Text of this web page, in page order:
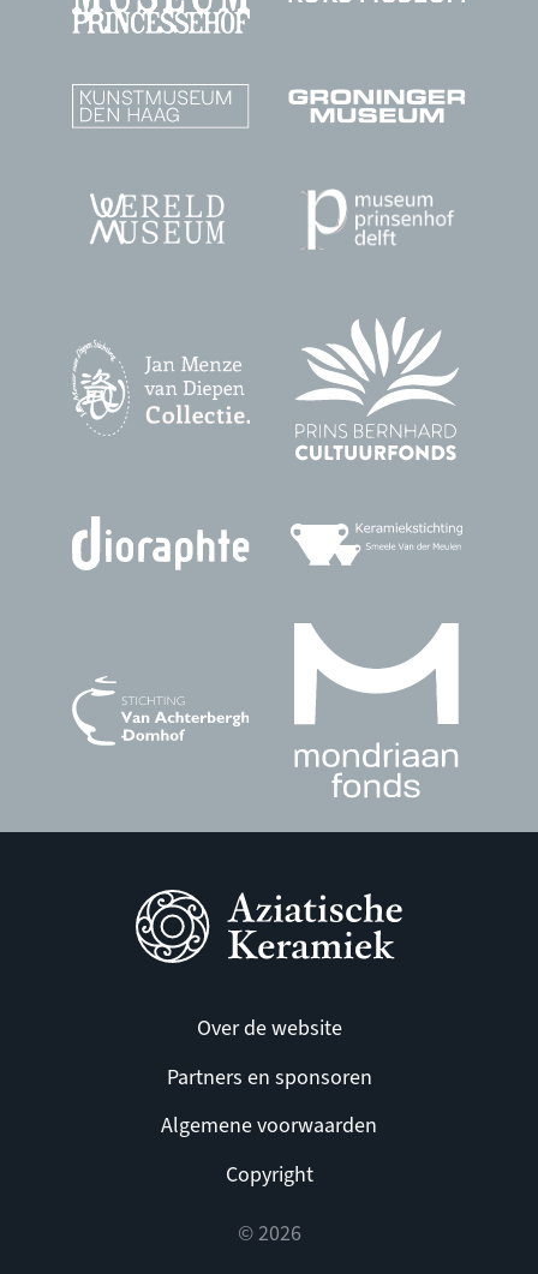
Over de website
Partners en sponsoren
Algemene voorwaarden
Copyright
© 2026